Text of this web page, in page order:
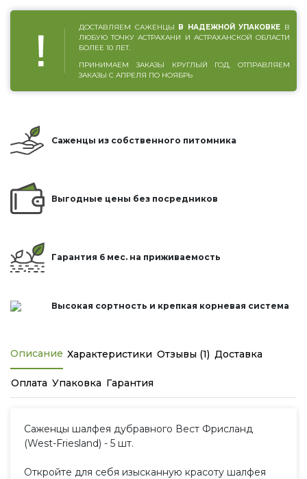
ДОСТАВЛЯЕМ САЖЕНЦЫ В НАДЕЖНОЙ УПАКОВКЕ В
ЛЮБУЮ ТОЧКУ АСТРАХАНИ И АСТРАХАНСКОЙ ОБЛАСТИ
БОЛЕЕ 10 ЛЕТ.
ПРИНИМАЕМ ЗАКАЗЫ КРУГЛЫЙ ГОД, ОТПРАВЛЯЕМ
ЗАКАЗЫ С АПРЕЛЯ ПО НОЯБРЬ
Саженцы из собственного питомника
Выгодные цены без посредников
Гарантия 6 мес. на приживаемость
Высокая сортность и крепкая корневая система
Описание Характеристики Отзывы (1) Доставка
Оплата Упаковка Гарантия
Саженцы шалфея дубравного Вест Фрисланд
(West-Friesland) - 5 шт.
Откройте для себя изысканную красоту шалфея